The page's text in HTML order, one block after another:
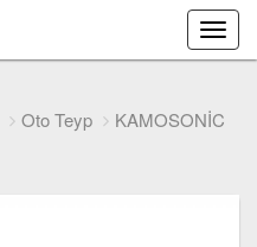
Main
Menu
Oto Teyp
KAMOSONİC